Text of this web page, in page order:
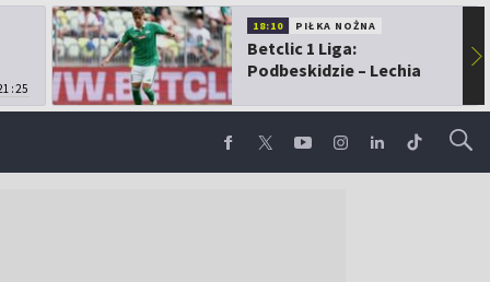
18:10 PIŁKA NOŻNA
Betclic 1 Liga:
Podbeskidzie – Lechia
▶